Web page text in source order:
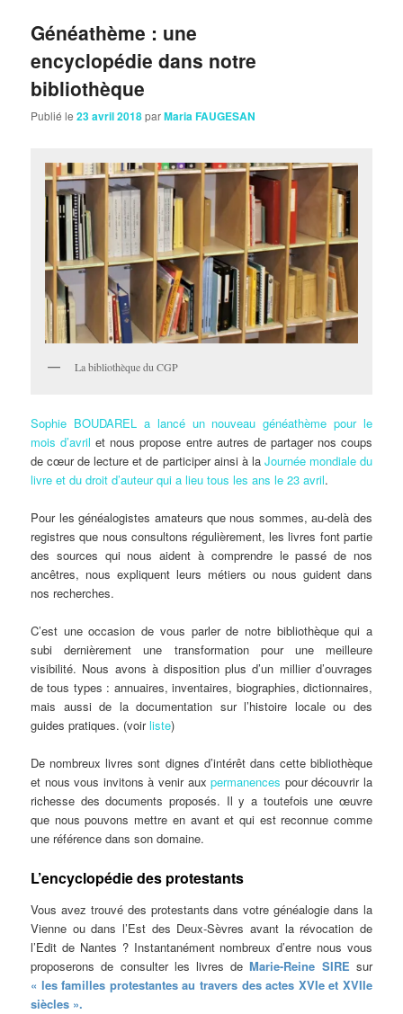
Généathème : une
encyclopédie dans notre
bibliothèque
Publié le23 avril 2018parMaria FAUGESAN
La bibliothèque du CGP
Sophie BOUDAREL a lancé un nouveau généathème pour le
mois d’avril et nous propose entre autres de partager nos coups
de cœur de lecture et de participer ainsi à la Journée mondiale du
livre et du droit d’auteur qui a lieu tous les ans le 23 avril.
Pour les généalogistes amateurs que nous sommes, au-delà des
registres que nous consultons régulièrement, les livres font partie
des sources qui nous aident à comprendre le passé de nos
ancêtres, nous expliquent leurs métiers ou nous guident dans
nos recherches.
C’est une occasion de vous parler de notre bibliothèque qui a
subi dernièrement une transformation pour une meilleure
visibilité. Nous avons à disposition plus d’un millier d’ouvrages
de tous types : annuaires, inventaires, biographies, dictionnaires,
mais aussi de la documentation sur l’histoire locale ou des
guides pratiques. (voirliste)
De nombreux livres sont dignes d’intérêt dans cette bibliothèque
et nous vous invitons à venir auxpermanences pour découvrir la
richesse des documents proposés. Il y a toutefois une œuvre
que nous pouvons mettre en avant et qui est reconnue comme
une référence dans son domaine.
L’encyclopédie des protestants
Vous avez trouvé des protestants dans votre généalogie dans la
Vienne ou dans l’Est des Deux-Sèvres avant la révocation de
l’Edit de Nantes ? Instantanément nombreux d’entre nous vous
proposerons de consulter les livres deMarie-Reine SIRE sur
« les familles protestantes au travers des actes XVIe et XVIIe
siècles ».